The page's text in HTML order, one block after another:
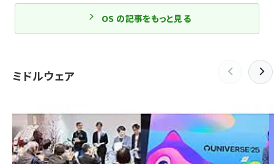
OS の記事をもっと見る
ミドルウェア